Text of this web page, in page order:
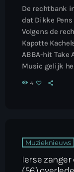
De rechtbank
dat Dikke
Volgens de
Kapotte
ABBA-hit Take
Music gelijk
4
Muzieknieuws
Ierse